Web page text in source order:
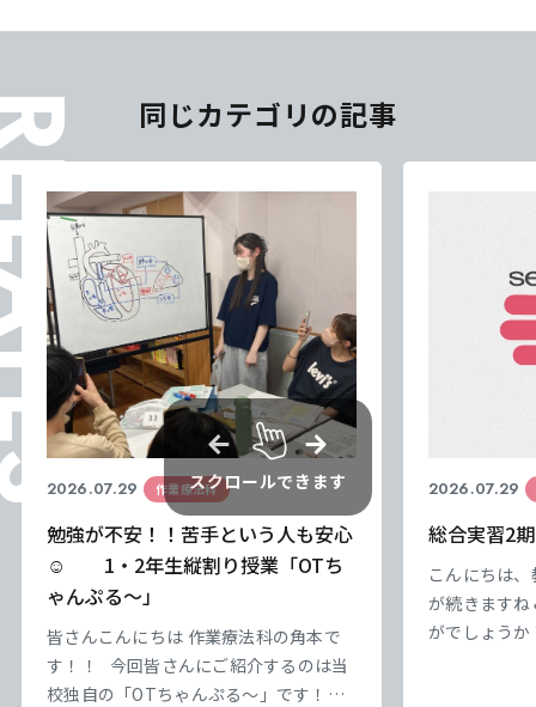
同じカテゴリの記事
2026.07.29 作業療法科
勉強が不安！！苦手という人も安心
☺ 1・2年生縦割り授業「OTち
ゃんぷる～」
皆さんこんにちは 作業療法科の角本で
す！！ 今回皆さんにご紹介するのは当
校独自の「OTちゃんぷる～」です！！
2026.07.29
総合実習2期
こんにちは
が続きます
がでしょう
スクロールできます